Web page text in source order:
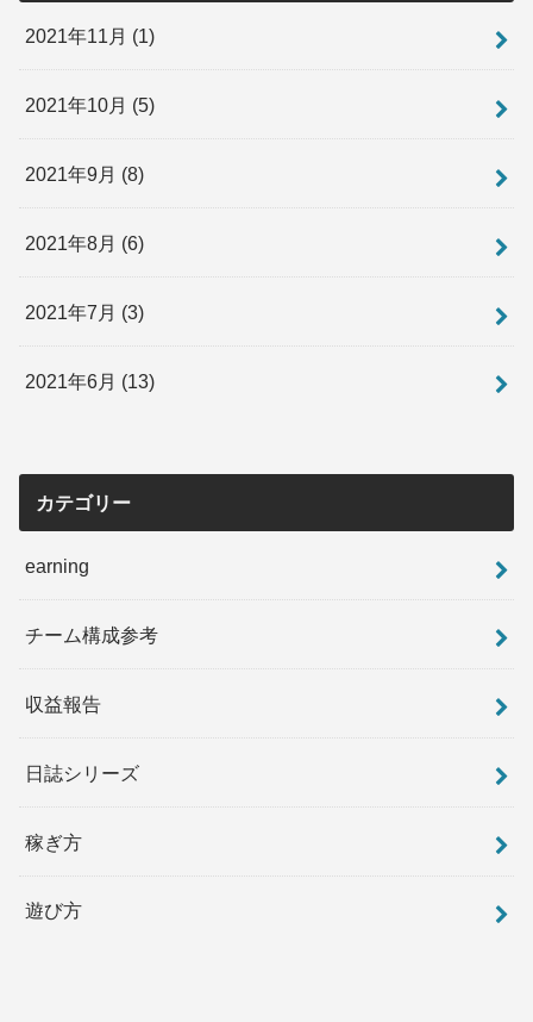
2021年11月 (1)
2021年10月 (5)
2021年9月 (8)
2021年8月 (6)
2021年7月 (3)
2021年6月 (13)
カテゴリー
earning
チーム構成参考
収益報告
日誌シリーズ
稼ぎ方
遊び方